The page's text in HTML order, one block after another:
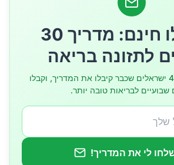
בתפריט היומי
🎁 קבלו חינם: מדריך 30
לתזונה בריאה
הצטרפו ל-46,000 ישראלים שכבר קיבלו את המדריך, וקבלו
שבועיים לבריאות טובה יותר.
לי את המדריך!